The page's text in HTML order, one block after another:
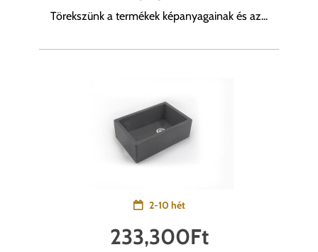
Törekszünk a termékek képanyagainak és az...
2-10 hét
233,300Ft